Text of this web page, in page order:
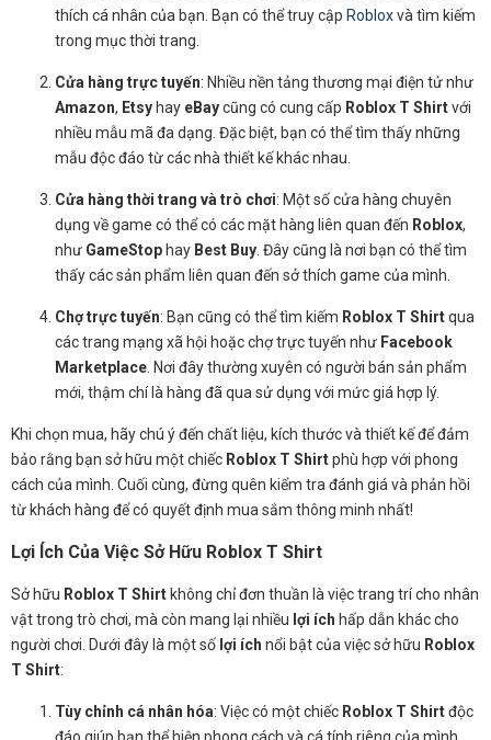
thích cá nhân của bạn. Bạn có thể truy cập Robloxvà tìm kiếm
trong mục thời trang.
Cửa hàng trực tuyến: Nhiều nền tảng thương mại điện tử như
Amazon, Etsy hay eBaycũng có cung cấp Roblox T Shirtvới
nhiều mẫu mã đa dạng. Đặc biệt, bạn có thể tìm thấy những
mẫu độc đáo từ các nhà thiết kế khác nhau.
Cửa hàng thời trang và trò chơi: Một số cửa hàng chuyên
dụng về game có thể có các mặt hàng liên quan đến Roblox,
như GameStop hay Best Buy . Đây cũng là nơi bạn có thể tìm
thấy các sản phẩm liên quan đến sở thích game của mình.
Chợ trực tuyến: Bạn cũng có thể tìm kiếm Roblox T Shirtqua
các trang mạng xã hội hoặc chợ trực tuyến như Facebook
Marketplace . Nơi đây thường xuyên có người bán sản phẩm
mới, thậm chí là hàng đã qua sử dụng với mức giá hợp lý.
Khi chọn mua, hãy chú ý đến chất liệu, kích thước và thiết kế để đảm
bảo rằng bạn sở hữu một chiếc Roblox T Shirtphù hợp với phong
cách của mình. Cuối cùng, đừng quên kiểm tra đánh giá và phản hồi
từ khách hàng để có quyết định mua sắm thông minh nhất!
Lợi Ích Của Việc Sở Hữu Roblox T Shirt
Sở hữu Roblox T Shirt không chỉ đơn thuần là việc trang trí cho nhân
vật trong trò chơi, mà còn mang lại nhiều lợi ích hấp dẫn khác cho
người chơi. Dưới đây là một số lợi ích nổi bật của việc sở hữu Roblox
T Shirt:
Tùy chỉnh cá nhân hóa: Việc có một chiếc Roblox T Shirtđộc